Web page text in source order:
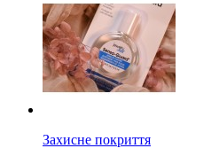
Захисне покриття